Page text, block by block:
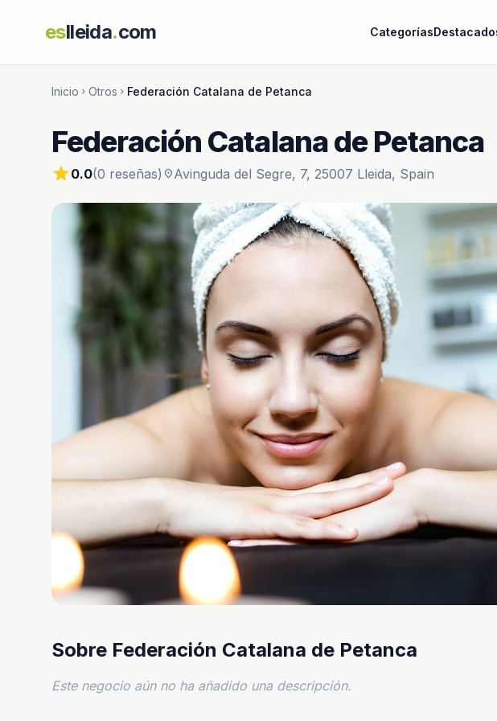
eslleida.com Categorías
Inicio chevron_right Otros chevron_right Federación Catalana de Petanca
Federación Catalana de Petanca
star0.0(0 reseñas) location_onAvinguda del Segre, 7, 25007 Lleida, Spain
Sobre Federación Catalana de Petanca
Este negocio aún no ha añadido una descripción.